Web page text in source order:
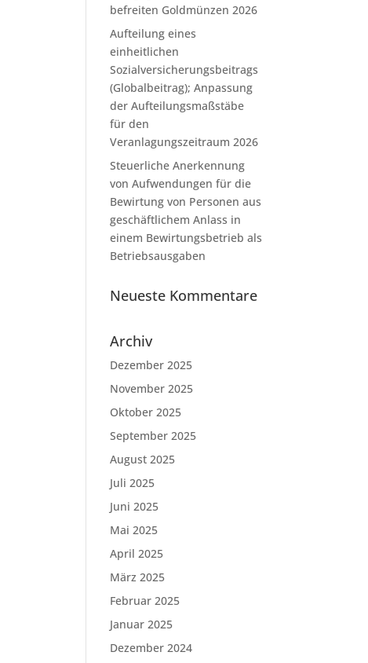
befreiten Goldmünzen 2026
Aufteilung eines
einheitlichen
Sozialversicherungsbeitrags
(Globalbeitrag); Anpassung
der Aufteilungsmaßstäbe
für den
Veranlagungszeitraum 2026
Steuerliche Anerkennung
von Aufwendungen für die
Bewirtung von Personen aus
geschäftlichem Anlass in
einem Bewirtungsbetrieb als
Betriebsausgaben
Neueste Kommentare
Archiv
Dezember 2025
November 2025
Oktober 2025
September 2025
August 2025
Juli 2025
Juni 2025
Mai 2025
April 2025
März 2025
Februar 2025
Januar 2025
Dezember 2024